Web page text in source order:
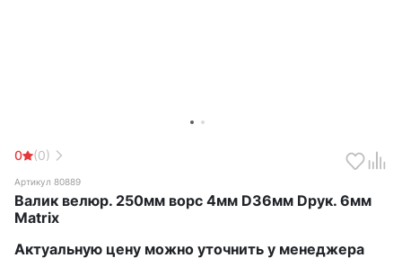
0 (0)
Артикул 80889
Валик велюр. 250мм ворс 4мм D36мм Dрук. 6мм
Matrix
Актуальную цену можно уточнить у менеджера